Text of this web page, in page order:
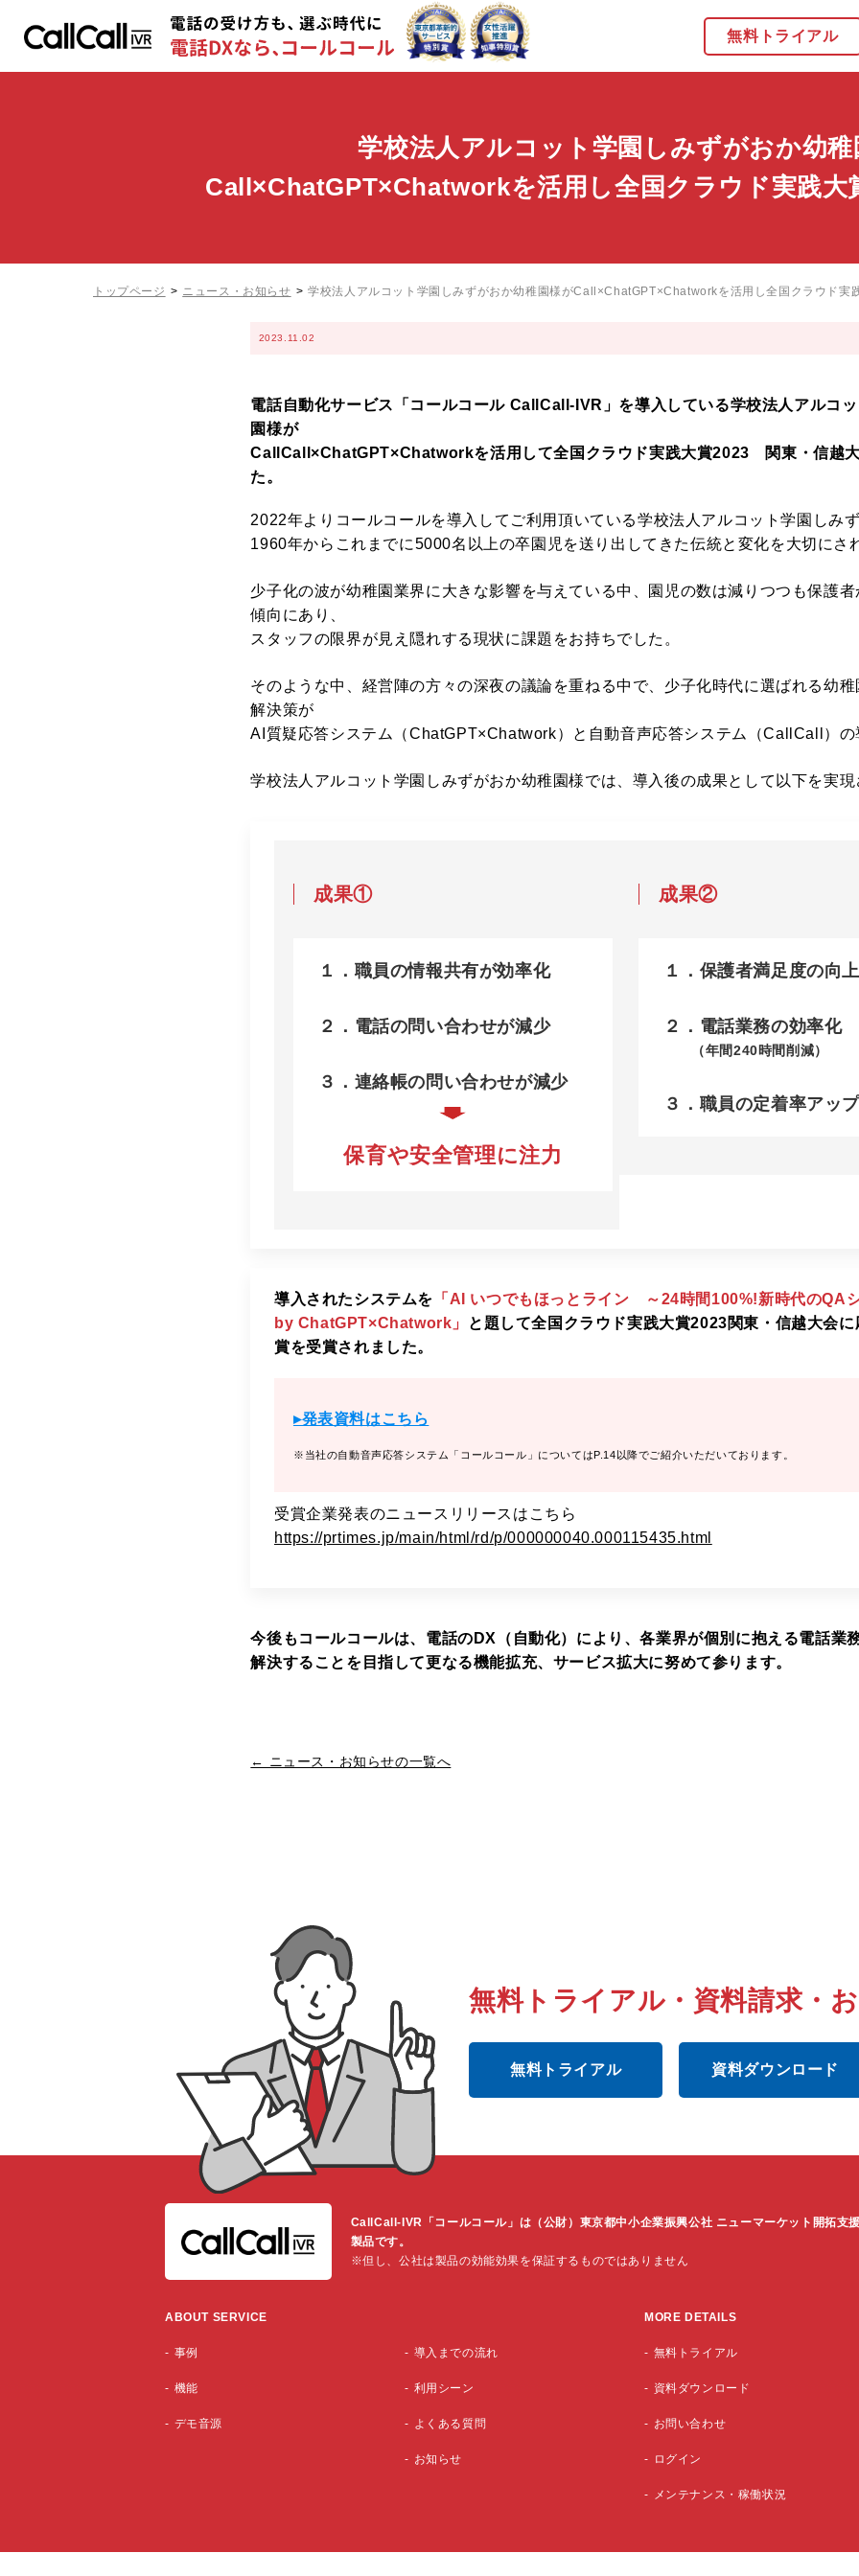
無料トライアル
学校法人アルコット学園しみずがおか幼
Call×ChatGPT×Chatworkを活用し全国クラウド実践大
トップページ ニュース・お知らせ 学校法人アルコット学園しみずがおか幼稚園様がCall×ChatGPT×Chatworkを活用し全国クラウド実
2023.11.02
電話自動化サービス「コールコール CallCall-IVR」を導入している学校法人アルコ
園様が
CallCall×ChatGPT×Chatworkを活用して全国クラウド実践大賞2023 関東・信越
た。
2022年よりコールコールを導入してご利用頂いている学校法人アルコット学園しみ
1960年からこれまでに5000名以上の卒園児を送り出してきた伝統と変化を大切にさ
少子化の波が幼稚園業界に大きな影響を与えている中、園児の数は減りつつも保護
傾向にあり、
スタッフの限界が見え隠れする現状に課題をお持ちでした。
そのような中、経営陣の方々の深夜の議論を重ねる中で、少子化時代に選ばれる幼
解決策が
AI質疑応答システム（ChatGPT×Chatwork）と自動音声応答システム（CallCall）の
学校法人アルコット学園しみずがおか幼稚園様では、導入後の成果として以下を実
成果①
１．職員の情報共有が効率化
２．電話の問い合わせが減少
３．連絡帳の問い合わせが減少
保育や安全管理に注力
成果②
１．保護者満足度の向上
２．電話業務の効率化
（年間240時間削減）
３．職員の定着率アップ
導入されたシステムを 「AI いつでもほっとライン ～24時間100%!新時代の
by ChatGPT×Chatwork」
と題して全国クラウド実践大賞2023関東・信越大会
賞を受賞されました。
▸発表資料はこちら
※当社の自動音声応答システム「コールコール」についてはP.14以降でご紹介いただいております。
受賞企業発表のニュースリリースはこちら
https://prtimes.jp/main/html/rd/p/000000040.000115435.html
今後もコールコールは、電話のDX（自動化）により、各業界が個別に抱える電話業
解決することを目指して更なる機能拡充、サービス拡大に努めて参ります。
← ニュース・お知らせの一覧へ
無料トライアル・資料請求・
無料トライアル 資料ダウンロード
CallCall-IVR「コールコール」は（公財）東京都中小企業振興公社 ニューマーケット開拓支
製品です。
※但し、公社は製品の効能効果を保証するものではありません
ABOUT SERVICE
事例
機能
デモ音源
導入までの流れ
利用シーン
よくある質問
お知らせ
MORE DETAILS
無料トライアル
資料ダウンロード
お問い合わせ
ログイン
メンテナンス・稼働状況